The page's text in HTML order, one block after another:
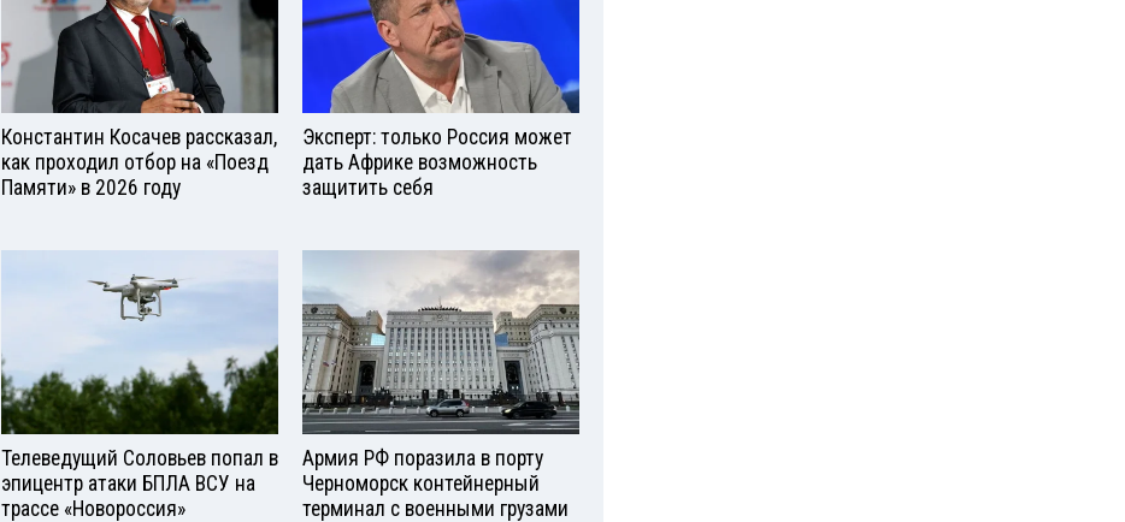
Константин Косачев рассказал,
как проходил отбор на «Поезд
Памяти» в 2026 году
Эксперт: только Россия может
дать Африке возможность
защитить себя
Телеведущий Соловьев попал в
эпицентр атаки БПЛА ВСУ на
трассе «Новороссия»
Армия РФ поразила в порту
Черноморск контейнерный
терминал с военными грузами